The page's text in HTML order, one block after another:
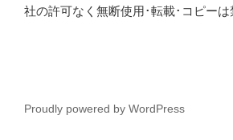
社の許可なく無断使用･転載･コピーは
Proudly powered by WordPress